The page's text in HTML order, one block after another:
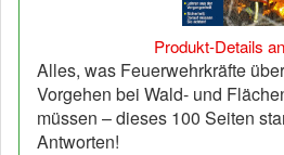
Produkt-Details
Alles, was Feuerwehrkräfte
Vorgehen bei Wald- und
müssen – dieses 100 Seiten
Antworten!